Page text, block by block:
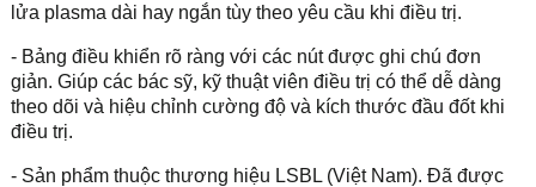
lửa plasma dài hay ngắn tùy theo yêu cầu khi điều trị.
- Bảng điều khiển rõ ràng với các nút được ghi chú đơn
giản. Giúp các bác sỹ, kỹ thuật viên điều trị có thể dễ dàng
theo dõi và hiệu chỉnh cường độ và kích thước đầu đốt khi
điều trị.
- Sản phẩm thuộc thương hiệu LSBL (Việt Nam). Đã được